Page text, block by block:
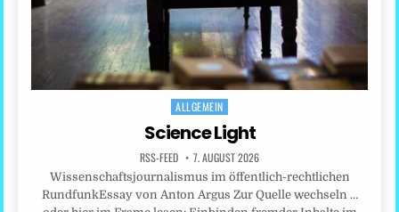
Posted
ALLGEMEIN
Science Light
RSS-FEED 7. AUGUST 2026
Wissenschaftsjournalismus im öffentlich-rechtlichen
RundfunkEssay von Anton Argus Zur Quelle wechseln …